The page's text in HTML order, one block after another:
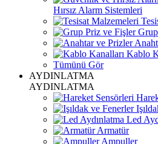
Hırsız Alarm Sistemleri
Grup
Kablo
Tümünü Gör
AYDINLATMA
AYDINLATMA
Led
Armatür
Ampuller